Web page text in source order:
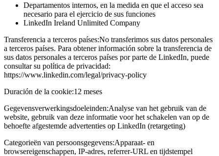
Departamentos internos, en la medida en que el acceso sea
necesario para el ejercicio de sus funciones
LinkedIn Ireland Unlimited Company
Transferencia a terceros países:No transferimos sus datos personales
a terceros países. Para obtener información sobre la transferencia de
sus datos personales a terceros países por parte de LinkedIn, puede
consultar su política de privacidad:
https://www.linkedin.com/legal/privacy-policy
Duración de la cookie:12 meses
Gegevensverwerkingsdoeleinden:Analyse van het gebruik van de
website, gebruik van deze informatie voor het schakelen van op de
behoefte afgestemde advertenties op LinkedIn (retargeting)
Categorieën van persoonsgegevens:Apparaat- en
browsereigenschappen, IP-adres, referrer-URL en tijdstempel